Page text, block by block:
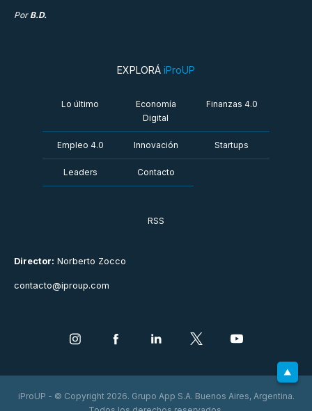
Por B.D.
Director: Norberto Zocco
contacto@iproup.com
EXPLORÁ iProUP
Lo último
Economía
Digital
Finanzas 4.0
Empleo 4.0 Innovación Startups
Leaders Contacto
RSS
iProUP - © Copyright 2026. Grupo App S.A. Buenos Aires, Argentina.